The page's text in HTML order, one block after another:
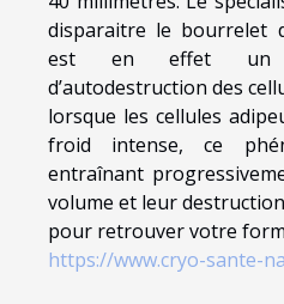
disparaitre le bourrelet
est en effet un
d’autodestruction des
lorsque les cellules
froid intense, ce
entraînant
volume et leur
pour retrouver votre
https://www.cryo-sante-